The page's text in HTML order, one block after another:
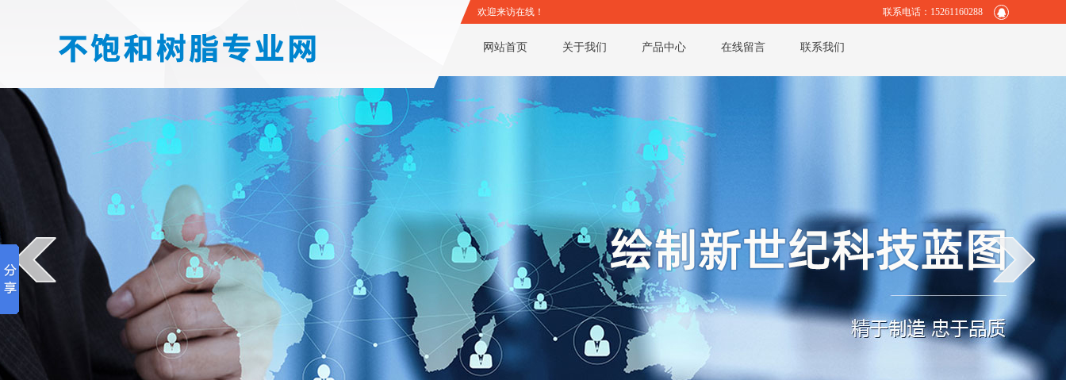
欢迎来访在线！ 联系电话：15261160288
网站首页 关于我们 产品中心 在线留言 联系我们